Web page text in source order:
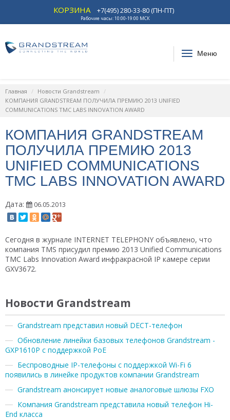
КОРЗИНА +7(495) 280-33-80 (ПН-ПТ)
Рабочие часы: 10:00-19:00 МСК
Меню
Главная
Новости Grandstream
КОМПАНИЯ GRANDSTREAM ПОЛУЧИЛА ПРЕМИЮ 2013 UNIFIED
COMMUNICATIONS TMC LABS INNOVATION AWARD
КОМПАНИЯ GRANDSTREAM
ПОЛУЧИЛА ПРЕМИЮ 2013
UNIFIED COMMUNICATIONS
TMC LABS INNOVATION AWARD
Дата: 06.05.2013
Сегодня в журнале INTERNET TELEPHONY объявлено, что
компания TMS присудил премию 2013 Unified Communications
TMC Labs Innovation Award инфракрасной IP камере серии
GXV3672.
Новости Grandstream
Grandstream представил новый DECT-телефон
Обновление линейки базовых телефонов Grandstream -
GXP1610P с поддержкой PoE
Беспроводные IP-телефоны с поддержкой Wi-Fi 6
появились в линейке продуктов компании Grandstream
Grandstream анонсирует новые аналоговые шлюзы FXO
Компания Grandstream представила новый телефон Hi-
End класса